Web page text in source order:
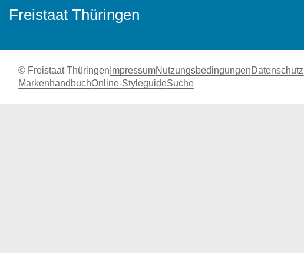
Freistaat Thüringen
© Freistaat Thüringen ImpressumNutzungsbedingungenDatenschutz
MarkenhandbuchOnline-StyleguideSuche